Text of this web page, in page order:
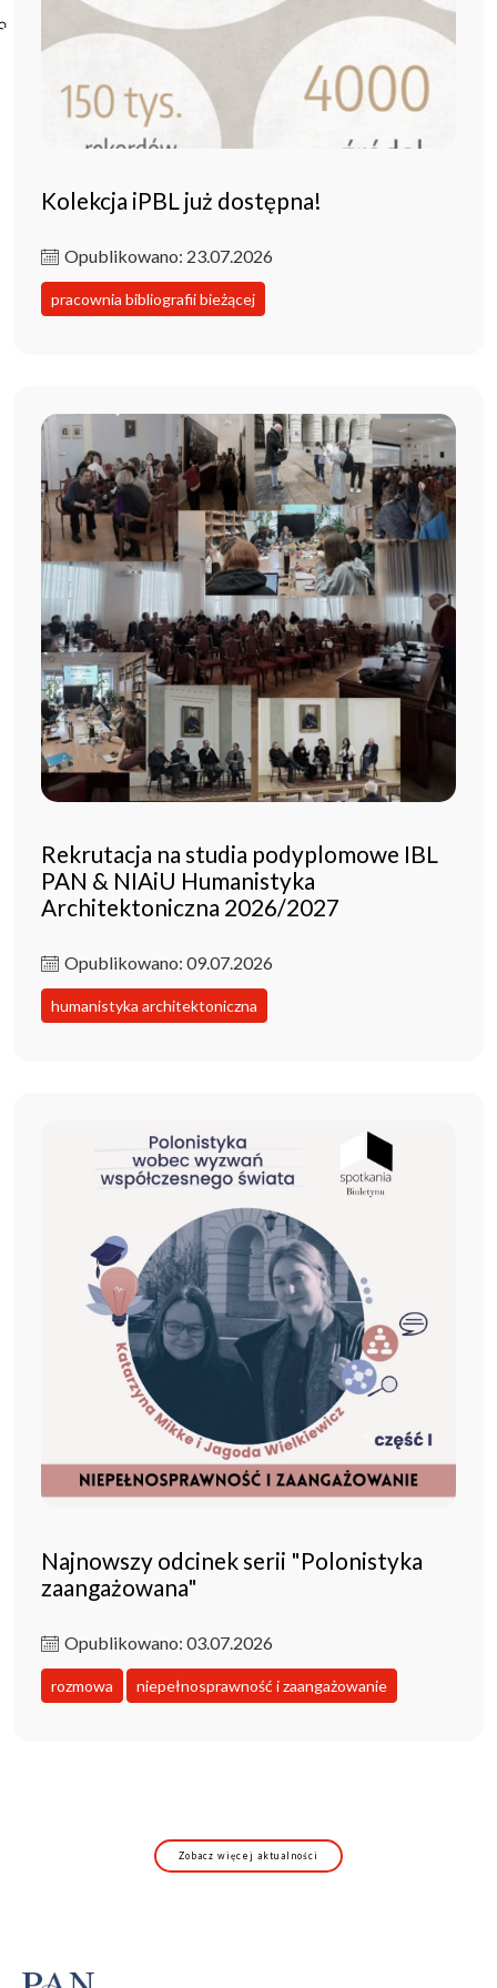
Poczta ibl.waw.pl
Kontakt
Kolekcja iPBL już dostępna!
Opublikowano: 23.07.2026
pracownia bibliografii bieżącej
Rekrutacja na studia podyplomowe IBL
PAN & NIAiU Humanistyka
Architektoniczna 2026/2027
Opublikowano: 09.07.2026
humanistyka architektoniczna
Najnowszy odcinek serii "Polonistyka
zaangażowana"
Opublikowano: 03.07.2026
rozmowa niepełnosprawność i zaangażowanie
Zobacz więcej aktualności